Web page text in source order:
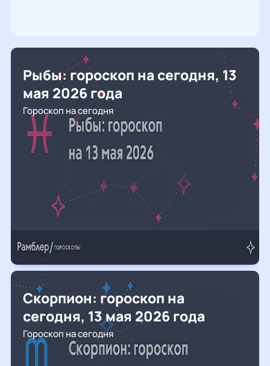
Рыбы: гороскоп на сегодня, 13
мая 2026 года
Гороскоп на сегодня
Скорпион: гороскоп на
сегодня, 13 мая 2026 года
Гороскоп на сегодня